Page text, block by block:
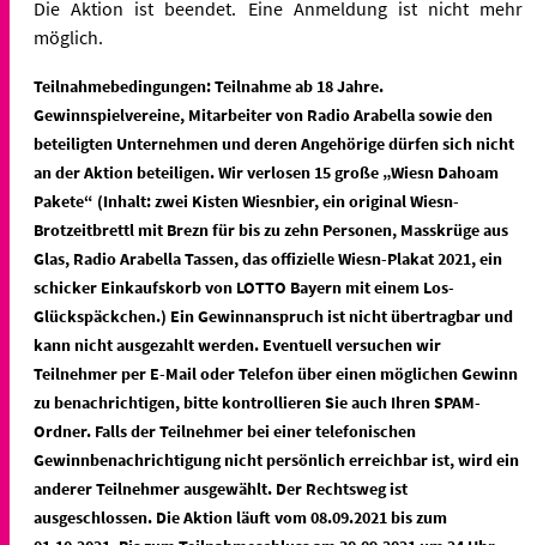
Die Aktion ist beendet. Eine Anmeldung ist nicht mehr
möglich.
Teilnahmebedingungen: Teilnahme ab 18 Jahre.
Gewinnspielvereine, Mitarbeiter von Radio Arabella sowie den
beteiligten Unternehmen und deren Angehörige dürfen sich nicht
an der Aktion beteiligen. Wir verlosen 15 große „Wiesn Dahoam
Pakete“ (Inhalt: zwei Kisten Wiesnbier, ein original Wiesn-
Brotzeitbrettl mit Brezn für bis zu zehn Personen, Masskrüge aus
Glas, Radio Arabella Tassen, das offizielle Wiesn-Plakat 2021, ein
schicker Einkaufskorb von LOTTO Bayern mit einem Los-
Glückspäckchen.) Ein Gewinnanspruch ist nicht übertragbar und
kann nicht ausgezahlt werden. Eventuell versuchen wir
Teilnehmer per E-Mail oder Telefon über einen möglichen Gewinn
zu benachrichtigen, bitte kontrollieren Sie auch Ihren SPAM-
Ordner. Falls der Teilnehmer bei einer telefonischen
Gewinnbenachrichtigung nicht persönlich erreichbar ist, wird ein
anderer Teilnehmer ausgewählt. Der Rechtsweg ist
ausgeschlossen. Die Aktion läuft vom 08.09.2021 bis zum